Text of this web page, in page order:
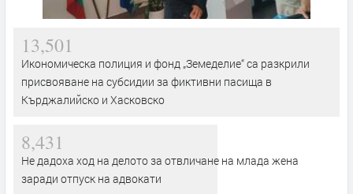
13,501
Икономическа полиция и фонд „Земеделие“ са разкрили
присвояване на субсидии за фиктивни пасища в
Кърджалийско и Хасковско
8,431
Не дадоха ход на делото за отвличане на млада жена
заради отпуск на адвокати